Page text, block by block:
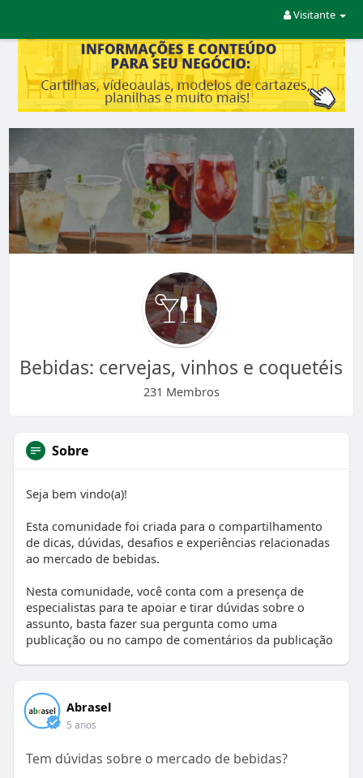
Visitante
Bebidas: cervejas, vinhos e coquetéis
231 Membros
Sobre
Seja bem vindo(a)!
Esta comunidade foi criada para o compartilhamento
de dicas, dúvidas, desafios e experiências relacionadas
ao mercado de bebidas.
Nesta comunidade, você conta com a presença de
especialistas para te apoiar e tirar dúvidas sobre o
assunto, basta fazer sua pergunta como uma
publicação ou no campo de comentários da publicação
Abrasel
5 anos
Tem dúvidas sobre o mercado de bebidas?